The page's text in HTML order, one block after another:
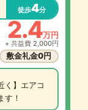
徒歩4分
2.4万円
+ 共益費 2,000円
敷金礼金0円
く】エアコ
す！